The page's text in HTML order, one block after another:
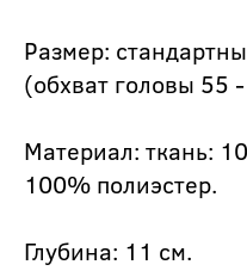
Размер:
(обхват головы 55
Материал: ткань:
100% полиэстер.
Глубина: 11 см.